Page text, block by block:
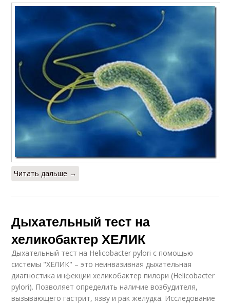
Читать дальше →
Дыхательный тест на
хеликобактер ХЕЛИК
Дыхательный тест на Helicobacter pylori с помощью
системы "ХЕЛИК" – это неинвазивная дыхательная
диагностика инфекции хеликобактер пилори (Helicobacter
pylori). Позволяет определить наличие возбудителя,
вызывающего гастрит, язву и рак желудка. Исследование